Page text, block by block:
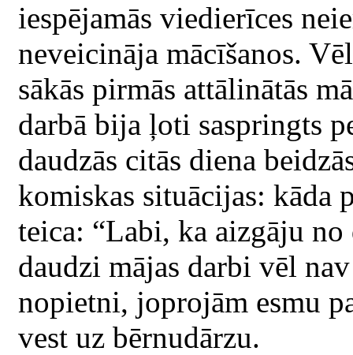
iespējamās viedierīces
neveicināja mācīšanos.
sākās pirmās attālinātās
darbā bija ļoti saspringts
daudzās citās diena
komiskas situācijas: kāda
teica: “Labi, ka aizgāju
daudzi mājas darbi vēl
nopietni, joprojām esmu
vest uz bērnudārzu.